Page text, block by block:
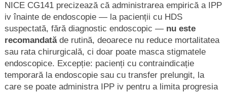
NICE CG141 precizează că administrarea empirică a IPP
iv înainte de endoscopie — la pacienții cu HDS
suspectată, fără diagnostic endoscopic — nu este
recomandatăde rutină, deoarece nu reduce mortalitatea
sau rata chirurgicală, ci doar poate masca stigmatele
endoscopice. Excepție: pacienți cu contraindicație
temporară la endoscopie sau cu transfer prelungit, la
care se poate administra IPP iv pentru a limita progresia